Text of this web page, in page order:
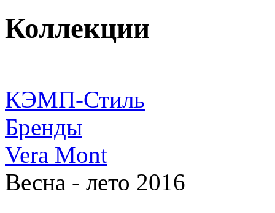
Коллекции
КЭМП-Стиль
Бренды
Vera Mont
Весна - лето 2016